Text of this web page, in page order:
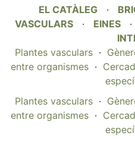
EL CATÀLEG ·
VASCULARS · EINES ·
Plantes vasculars ·
entre organismes ·
Plantes vasculars ·
entre organismes ·